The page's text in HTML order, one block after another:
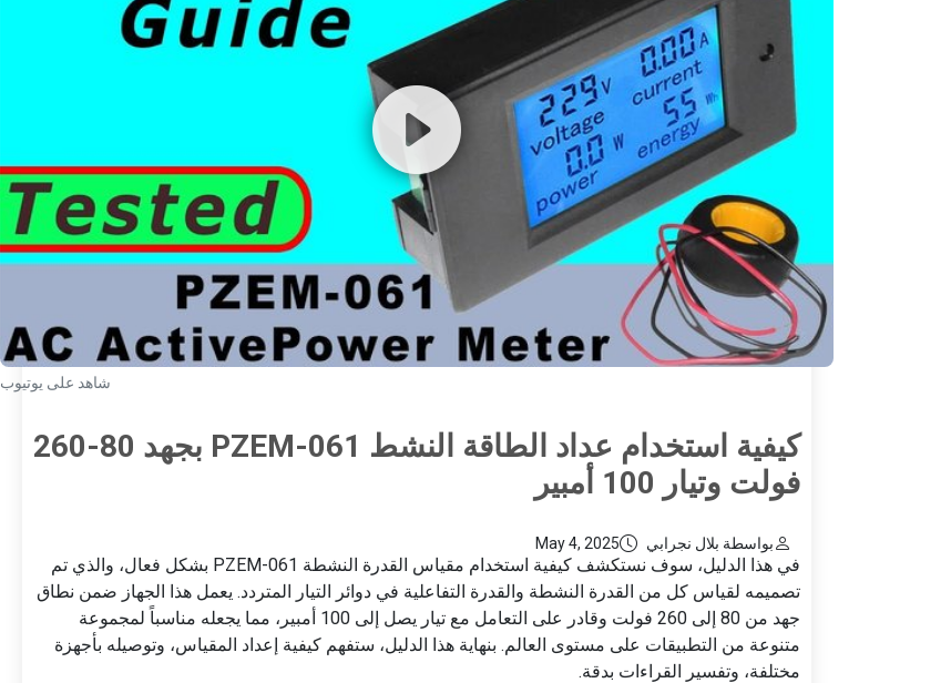
شاهد على يوتيوب
كيفية استخدام عداد الطاقة النشط PZEM-061 بجهد 80-260
فولت وتيار 100 أمبير
بواسطة بلال نجرابي May 4, 2025
في هذا الدليل، سوف نستكشف كيفية استخدام مقياس القدرة النشطة PZEM-061 بشكل فعال، والذي تم
تصميمه لقياس كل من القدرة النشطة والقدرة التفاعلية في دوائر التيار المتردد. يعمل هذا الجهاز ضمن نطاق
جهد من 80 إلى 260 فولت وقادر على التعامل مع تيار يصل إلى 100 أمبير، مما يجعله مناسباً لمجموعة
متنوعة من التطبيقات على مستوى العالم. بنهاية هذا الدليل، ستفهم كيفية إعداد المقياس، وتوصيله بأجهزة
مختلفة، وتفسير القراءات بدقة.